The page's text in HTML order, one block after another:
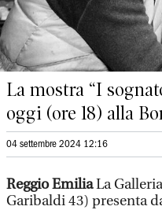
La mostra “I
oggi (ore 18) alla
04 settembre 2024 12:16
Reggio EmiliaLa
Garibaldi 43) presenta